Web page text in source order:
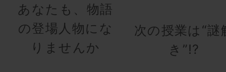
あなたも、物語
の登場人物にな
りませんか
次の授業は“謎
き”!?